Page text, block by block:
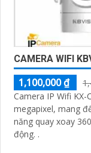
CAMERA WIFI
1,100,000 ₫
Camera IP Wifi
megapixel, mang
năng quay xoay
động. .